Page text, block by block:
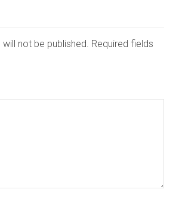
not be published. Required fields